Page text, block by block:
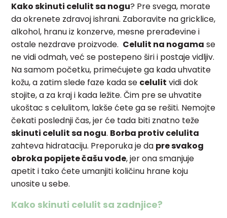
Kako skinuti celulit sa nogu? Pre svega, morate
da okrenete zdravoj ishrani. Zaboravite na gricklice,
alkohol, hranu iz konzerve, mesne prerađevine i
ostale nezdrave proizvode. Celulit na nogama se
ne vidi odmah, već se postepeno širi i postaje vidljiv.
Na samom početku, primećujete ga kada uhvatite
kožu, a zatim slede faze kada se celulit vidi dok
stojite, a za kraj i kada ležite. Čim pre se uhvatite
ukoštac s celulitom, lakše ćete ga se rešiti. Nemojte
čekati poslednji čas, jer će tada biti znatno teže
skinuti celulit sa nogu. Borba protiv celulita
zahteva hidrataciju. Preporuka je da pre svakog
obroka popijete čašu vode, jer ona smanjuje
apetit i tako ćete umanjiti količinu hrane koju
unosite u sebe.
Kako skinuti celulit sa zadnjice?